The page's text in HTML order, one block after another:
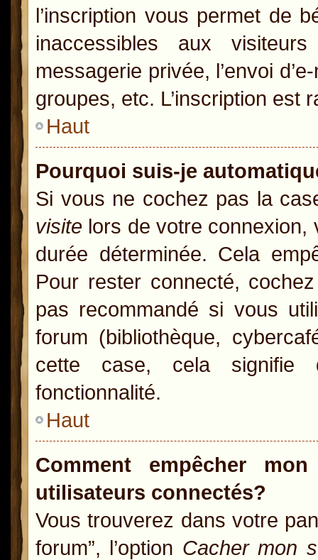
l’inscription vous permet de
inaccessibles aux
messagerie privée, l’envoi
groupes, etc. L’inscription est
Haut
Pourquoi suis-je
Si vous ne cochez pas la
visite lors de votre connexion,
durée déterminée. Cela
Pour rester connecté,
pas recommandé si vous
forum (bibliothèque,
cette case, cela signifie
fonctionnalité.
Haut
Comment empêcher
utilisateurs connectés?
Vous trouverez dans votre
forum”, l’option Cacher mon